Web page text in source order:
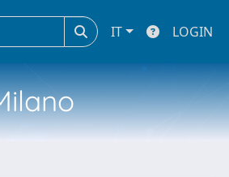
IT LOGIN